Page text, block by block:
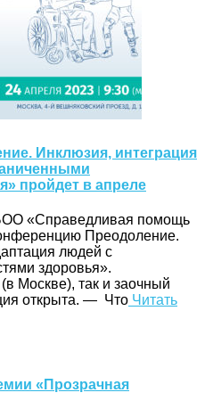
Инклюзия, интеграция
пройдет в апреле
«Справедливая помощь
Преодоление.
людей с
здоровья».
Москве), так и заочный
открыта. — Что Читать
«Прозрачная